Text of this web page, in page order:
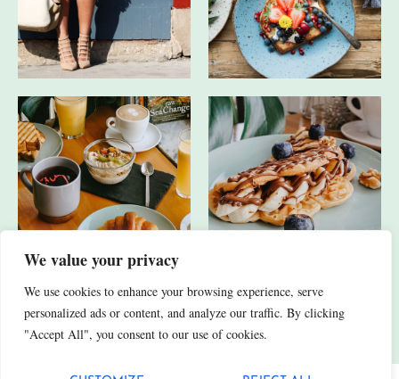
We value your privacy
We use cookies to enhance your browsing experience, serve
personalized ads or content, and analyze our traffic. By clicking
"Accept All", you consent to our use of cookies.
JA, ICH HABE AUCH ANDERE SOCIAL-MEDIA-KANÄLE.